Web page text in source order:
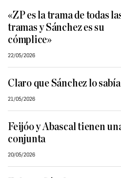
«ZP es la trama de todas
tramas y Sánchez es su
cómplice»
22/05/2026
Claro que Sánchez lo
21/05/2026
Feijóo y Abascal tienen
conjunta
20/05/2026